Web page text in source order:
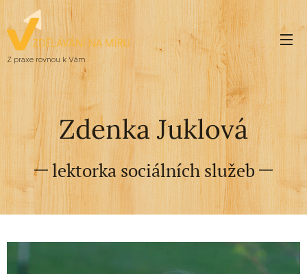
Z praxe rovnou k Vám
Zdenka Juklová
lektorka sociálních služeb